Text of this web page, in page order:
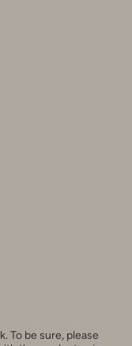
To be sure, please